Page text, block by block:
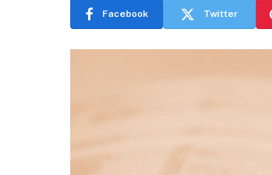
Facebook Twitter